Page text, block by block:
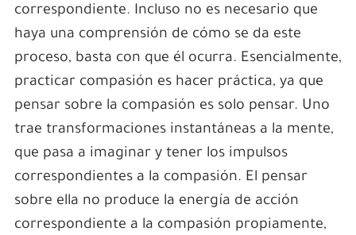
correspondiente. Incluso no es necesario que
haya una comprensión de cómo se da este
proceso, basta con que él ocurra. Esencialmente,
practicar compasión es hacer práctica, ya que
pensar sobre la compasión es solo pensar. Uno
trae transformaciones instantáneas a la mente,
que pasa a imaginar y tener los impulsos
correspondientes a la compasión. El pensar
sobre ella no produce la energía de acción
correspondiente a la compasión propiamente,